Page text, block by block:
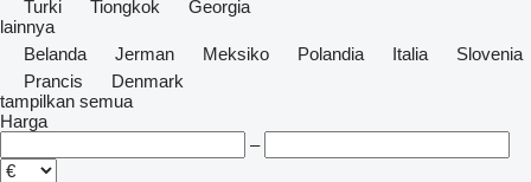
Turki
Tiongkok
Georgia
lainnya
Belanda
Jerman Meksiko Polandia Italia
Slovenia
Prancis
Denmark
tampilkan semua
Harga
–